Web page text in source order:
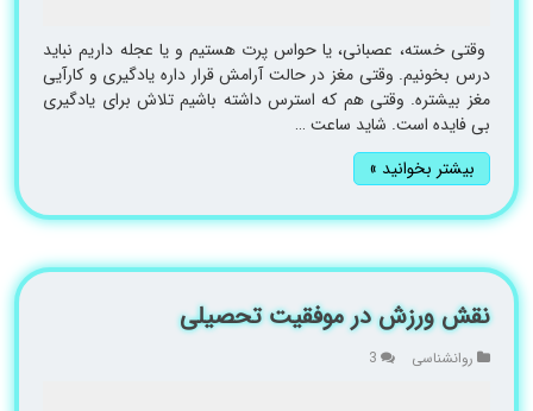
وقتی خسته، عصبانی، یا حواس پرت هستیم و یا عجله داریم نباید
درس بخونیم. وقتی مغز در حالت آرامش قرار داره یادگیری و کارآیی
مغز بیشتره. وقتی هم که استرس داشته باشیم تلاش برای یادگیری
بی فایده است. شاید ساعت …
بیشتر بخوانید »
نقش ورزش در موفقیت تحصیلی
روانشناسی 3